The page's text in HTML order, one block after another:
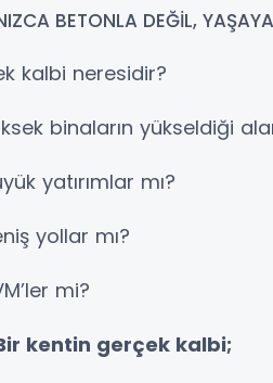
BETONLA DEĞİL,
kalbi neresidir?
binaların yükseldiği
yatırımlar mı?
yollar mı?
mi?
kentin gerçek kalbi;